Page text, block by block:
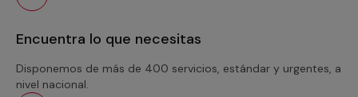
Encuentra lo que necesitas
Disponemos de más de 400 servicios, estándar y urgentes, a
nivel nacional.